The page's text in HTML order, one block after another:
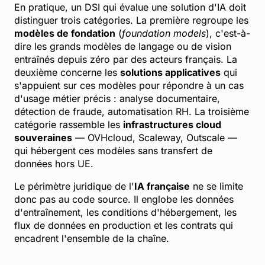
En pratique, un DSI qui évalue une solution d'IA doit
distinguer trois catégories. La première regroupe les
modèles de fondation (foundation models), c'est-à-
dire les grands modèles de langage ou de vision
entraînés depuis zéro par des acteurs français. La
deuxième concerne les solutions applicatives qui
s'appuient sur ces modèles pour répondre à un cas
d'usage métier précis : analyse documentaire,
détection de fraude, automatisation RH. La troisième
catégorie rassemble les infrastructures cloud
souveraines — OVHcloud, Scaleway, Outscale —
qui hébergent ces modèles sans transfert de
données hors UE.
Le périmètre juridique de l'IA française ne se limite
donc pas au code source. Il englobe les données
d'entraînement, les conditions d'hébergement, les
flux de données en production et les contrats qui
encadrent l'ensemble de la chaîne.